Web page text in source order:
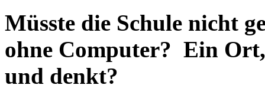
Müsste die Schule nicht
ohne Computer? Ein
und denkt?